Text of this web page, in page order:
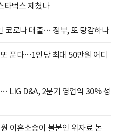
타벅스 제쳤나
코로나 대출… 정부, 또 탕감하나
푼다…1인당 최대 50만원 어디
LIG D&A, 2분기 영업익 30% 성
이혼소송이 불붙인 위자료 논